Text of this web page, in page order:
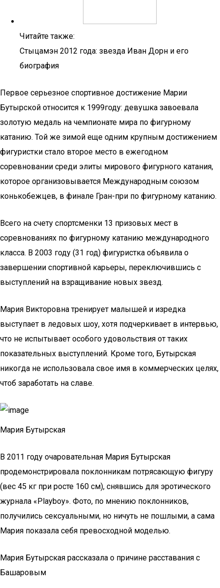
Читайте также:
Стыцамэн 2012 года: звезда Иван Дорн и его
биография
Первое серьезное спортивное достижение Марии
Бутырской относится к 1999году: девушка завоевала
золотую медаль на чемпионате мира по фигурному
катанию. Той же зимой еще одним крупным достижением
фигуристки стало второе место в ежегодном
соревновании среди элиты мирового фигурного катания,
которое организовывается Международным союзом
конькобежцев, в финале Гран-при по фигурному катанию.
Всего на счету спортсменки 13 призовых мест в
соревнованиях по фигурному катанию международного
класса. В 2003 году (31 год) фигуристка объявила о
завершении спортивной карьеры, переключившись с
выступлений на взращивание новых звезд.
Мария Викторовна тренирует малышей и изредка
выступает в ледовых шоу, хотя подчеркивает в интервью,
что не испытывает особого удовольствия от таких
показательных выступлений. Кроме того, Бутырская
никогда не использовала свое имя в коммерческих целях,
чтоб заработать на славе.
Мария Бутырская
В 2011 году очаровательная Мария Бутырская
продемонстрировала поклонникам потрясающую фигуру
(вес 45 кг при росте 160 см), снявшись для эротического
журнала «Playboy». Фото, по мнению поклонников,
получились сексуальными, но ничуть не пошлыми, а сама
Мария показала себя превосходной моделью.
Мария Бутырская рассказала о причине расставания с
Башаровым